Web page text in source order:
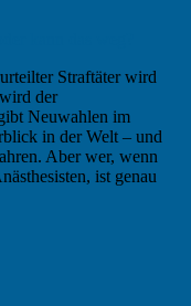
Straftäter wird
der
Neuwahlen im
in der Welt – und
Aber wer, wenn
ist genau